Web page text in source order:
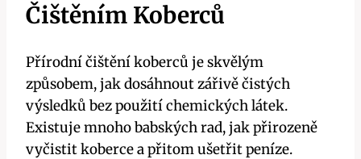
Čištěním Koberců
Přírodní čištění koberců je skvělým
způsobem, jak dosáhnout zářivě čistých
výsledků bez použití chemických látek.
Existuje mnoho babských rad, jak přirozeně
vyčistit koberce a přitom ušetřit peníze.